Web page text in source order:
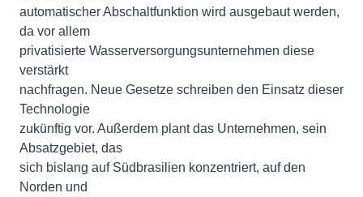
automatischer Abschaltfunktion wird ausgebaut werden,
da vor allem
privatisierte Wasserversorgungsunternehmen diese
verstärkt
nachfragen. Neue Gesetze schreiben den Einsatz dieser
Technologie
zukünftig vor. Außerdem plant das Unternehmen, sein
Absatzgebiet, das
sich bislang auf Südbrasilien konzentriert, auf den
Norden und